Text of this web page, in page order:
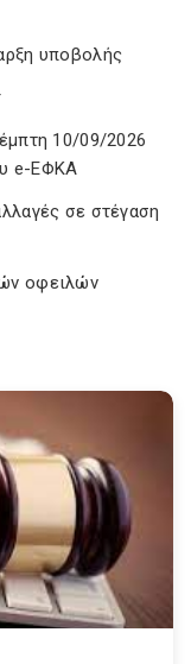
υποβολής
10/09/2026
e-ΕΦΚΑ
σε στέγαση
οφειλών